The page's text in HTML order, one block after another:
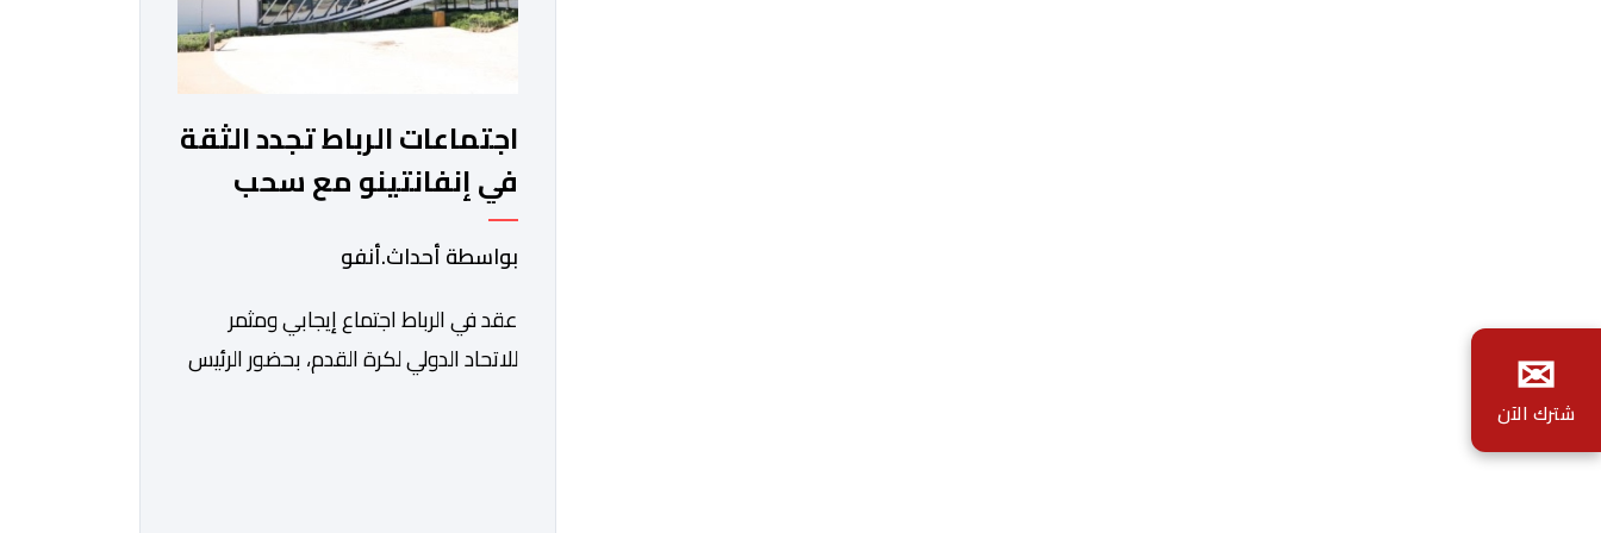
اجتماعات الرباط تجدد الثقة
في إنفانتينو مع سحب
مشروع الفيفا
بواسطة أحداث.أنفو
عقد في الرباط اجتماع إيجابي ومثمر
للاتحاد الدولي لكرة القدم، بحضور الرئيس
✉
شترك الآن